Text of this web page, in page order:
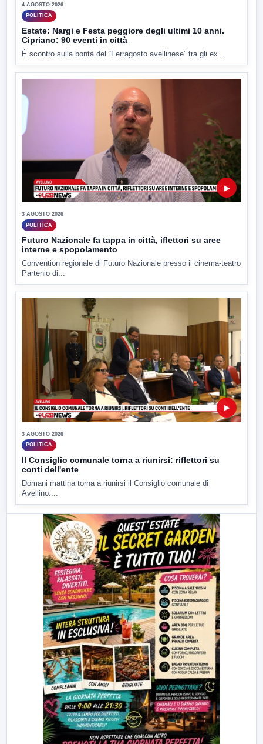
4 AGOSTO 2026
POLITICA
Estate: Nargi e Festa peggiore degli ultimi 10 anni.
Cipriano: 90 eventi in città
È scontro sulla bontà del “Ferragosto avellinese” tra gli ex...
▶
3 AGOSTO 2026
POLITICA
Futuro Nazionale fa tappa in città, iflettori su aree
interne e spopolamento
Convention regionale di Futuro Nazionale presso il cinema-teatro
Partenio di...
▶
3 AGOSTO 2026
POLITICA
Il Consiglio comunale torna a riunirsi: riflettori su
conti dell'ente
Domani mattina torna a riunirsi il Consiglio comunale di
Avellino....